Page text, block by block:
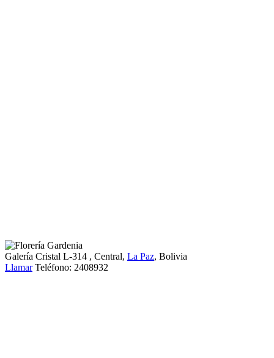
Galería Cristal L-314 , Central, La Paz, Bolivia
Llamar Teléfono: 2408932